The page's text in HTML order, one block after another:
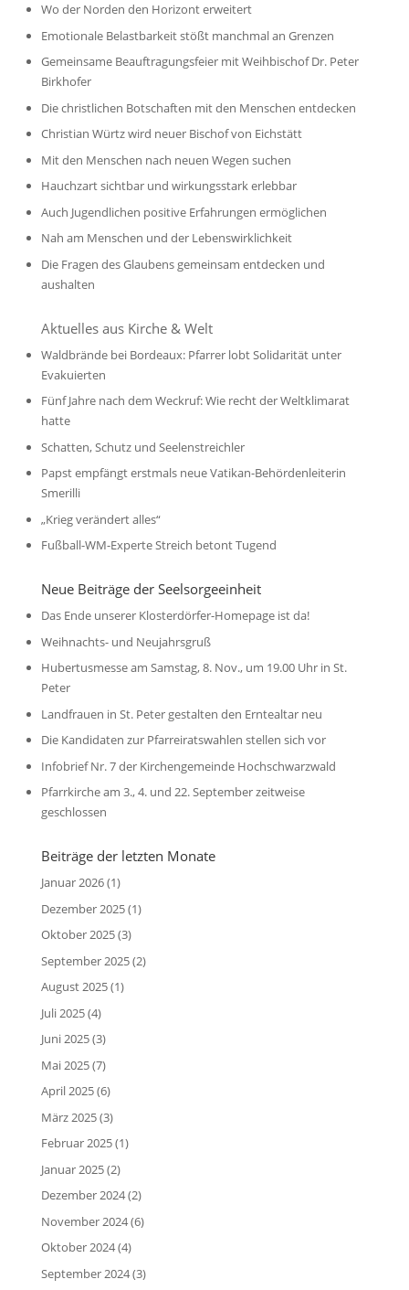
Wo der Norden den Horizont erweitert
Emotionale Belastbarkeit stößt manchmal an Grenzen
Gemeinsame Beauftragungsfeier mit Weihbischof Dr. Peter
Birkhofer
Die christlichen Botschaften mit den Menschen entdecken
Christian Würtz wird neuer Bischof von Eichstätt
Mit den Menschen nach neuen Wegen suchen
Hauchzart sichtbar und wirkungsstark erlebbar
Auch Jugendlichen positive Erfahrungen ermöglichen
Nah am Menschen und der Lebenswirklichkeit
Die Fragen des Glaubens gemeinsam entdecken und
aushalten
Aktuelles aus Kirche & Welt
Waldbrände bei Bordeaux: Pfarrer lobt Solidarität unter
Evakuierten
Fünf Jahre nach dem Weckruf: Wie recht der Weltklimarat
hatte
Schatten, Schutz und Seelenstreichler
Papst empfängt erstmals neue Vatikan-Behördenleiterin
Smerilli
„Krieg verändert alles“
Fußball-WM-Experte Streich betont Tugend
Neue Beiträge der Seelsorgeeinheit
Das Ende unserer Klosterdörfer-Homepage ist da!
Weihnachts- und Neujahrsgruß
Hubertusmesse am Samstag, 8. Nov., um 19.00 Uhr in St.
Peter
Landfrauen in St. Peter gestalten den Erntealtar neu
Die Kandidaten zur Pfarreiratswahlen stellen sich vor
Infobrief Nr. 7 der Kirchengemeinde Hochschwarzwald
Pfarrkirche am 3., 4. und 22. September zeitweise
geschlossen
Beiträge der letzten Monate
Januar 2026(1)
Dezember 2025(1)
Oktober 2025(3)
September 2025(2)
August 2025(1)
Juli 2025(4)
Juni 2025(3)
Mai 2025(7)
April 2025(6)
März 2025(3)
Februar 2025(1)
Januar 2025(2)
Dezember 2024(2)
November 2024(6)
Oktober 2024(4)
September 2024(3)